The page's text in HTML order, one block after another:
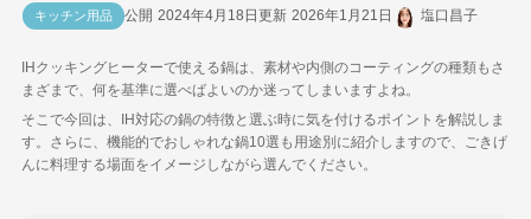
キッチン用品 2024年4月18日 2026年1月21日 塩口昌子
IHクッキングヒーターで使える鍋は、素材や内側のコーティングの種類もさ
まざまで、何を基準に選べばよいのか迷ってしまいますよね。
そこで今回は、IH対応の鍋の特徴と選ぶ時に気を付けるポイントを解説しま
す。さらに、機能的でおしゃれな鍋10選も用途別に紹介しますので、ごきげ
んに料理する場面をイメージしながら選んでください。